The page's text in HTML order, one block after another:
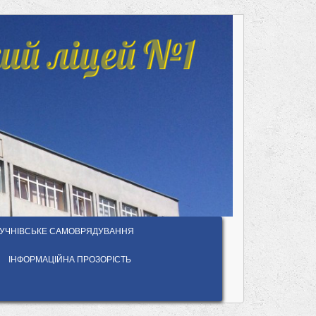
ліцей №1
УЧНІВСЬКЕ САМОВРЯДУВАННЯ
ІНФОРМАЦІЙНА ПРОЗОРІСТЬ